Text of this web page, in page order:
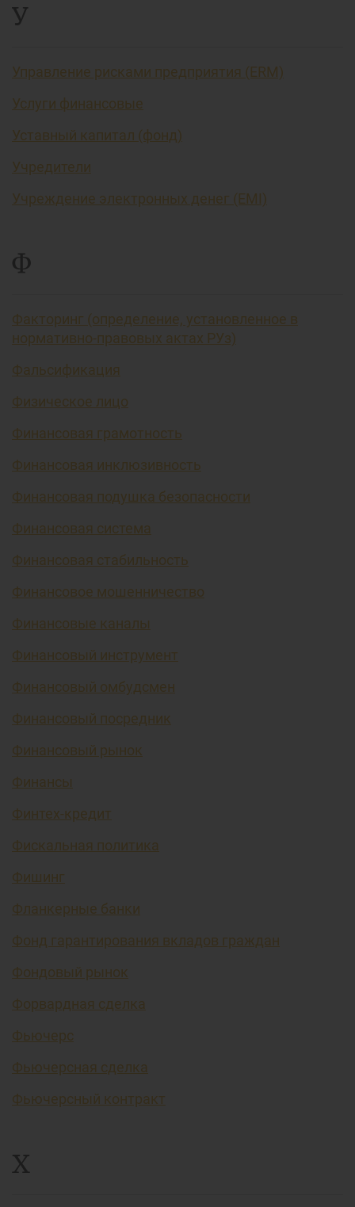
У
Управление рисками предприятия (ERM)
Услуги финансовые
Уставный капитал (фонд)
Учредители
Учреждение электронных денег (EMI)
Ф
Факторинг (определение, установленное в
нормативно-правовых актах РУз)
Фальсификация
Физическое лицо
Финансовая грамотность
Финансовая инклюзивность
Финансовая подушка безопасности
Финансовая система
Финансовая стабильность
Финансовое мошенничество
Финансовые каналы
Финансовый инструмент
Финансовый омбудсмен
Финансовый посредник
Финансовый рынок
Финансы
Финтех-кредит
Фискальная политика
Фишинг
Фланкерные банки
Фонд гарантирования вкладов граждан
Фондовый рынок
Форвардная сделка
Фьючерс
Фьючерсная сделка
Фьючерсный контракт
Х